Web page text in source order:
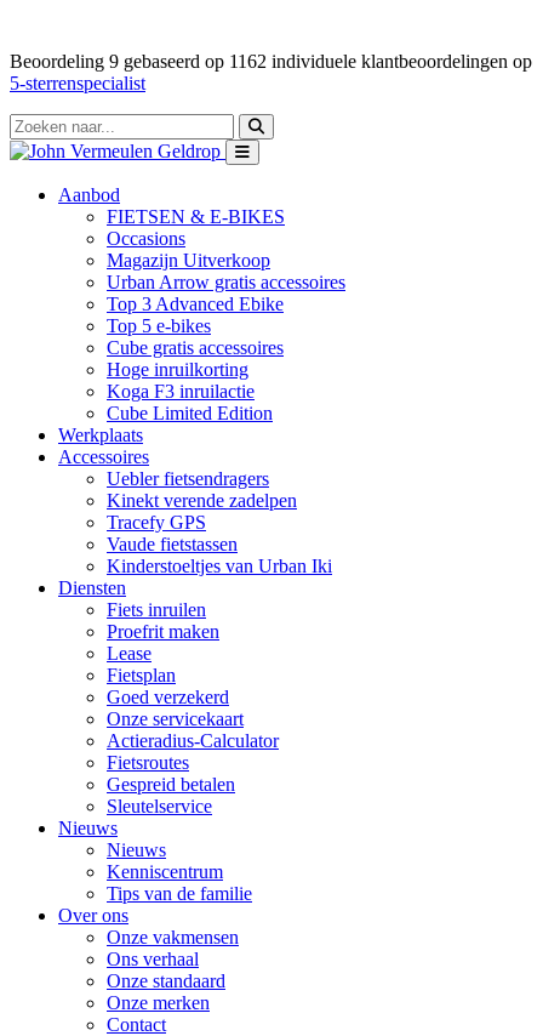
Beoordeling 9 gebaseerd op 1162 individuele klantbeoordelingen op
5-sterrenspecialist
Aanbod
FIETSEN & E-BIKES
Occasions
Magazijn Uitverkoop
Urban Arrow gratis accessoires
Top 3 Advanced Ebike
Top 5 e-bikes
Cube gratis accessoires
Hoge inruilkorting
Koga F3 inruilactie
Cube Limited Edition
Werkplaats
Accessoires
Uebler fietsendragers
Kinekt verende zadelpen
Tracefy GPS
Vaude fietstassen
Kinderstoeltjes van Urban Iki
Diensten
Fiets inruilen
Proefrit maken
Lease
Fietsplan
Goed verzekerd
Onze servicekaart
Actieradius-Calculator
Fietsroutes
Gespreid betalen
Sleutelservice
Nieuws
Nieuws
Kenniscentrum
Tips van de familie
Over ons
Onze vakmensen
Ons verhaal
Onze standaard
Onze merken
Contact